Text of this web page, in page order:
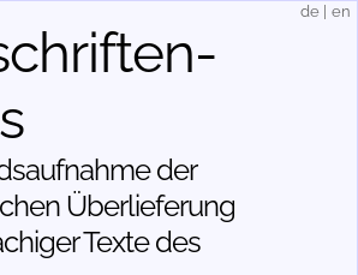
der
Über­lieferung
Texte des
de en